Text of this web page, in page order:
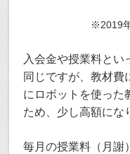
※2019
入会金や授業料とい
同じですが、教材費
にロボットを使った
ため、少し高額にな
毎月の授業料（月謝